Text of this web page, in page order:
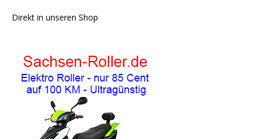
Direkt in unseren Shop